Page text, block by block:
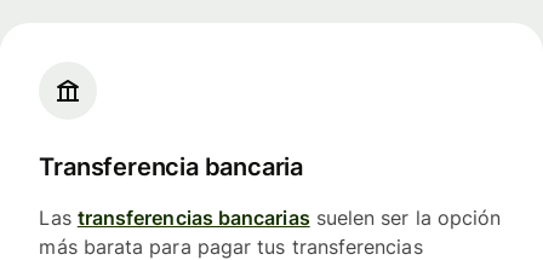
Transferencia bancaria
Las transferencias bancariassuelen ser la opción
más barata para pagar tus transferencias